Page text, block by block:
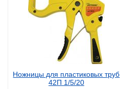
Ножницы для пластиковых труб
42П 1/5/20